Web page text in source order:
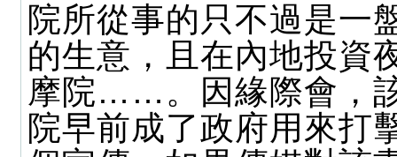
院所從事的只不過是一
的生意，且在內地投資
摩院……。因緣際會，
院早前成了政府用來打